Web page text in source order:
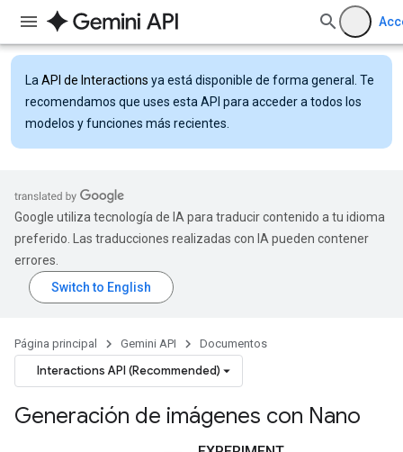
La API de Interactions ya está disponible de forma general. Te
recomendamos que uses esta API para acceder a todos los
modelos y funciones más recientes.
Google utiliza tecnología de IA para traducir contenido a tu idioma
preferido. Las traducciones realizadas con IA pueden contener
errores.
Página principal Gemini API Documentos
Interactions API (Recommended)
Generación de imágenes con Nano